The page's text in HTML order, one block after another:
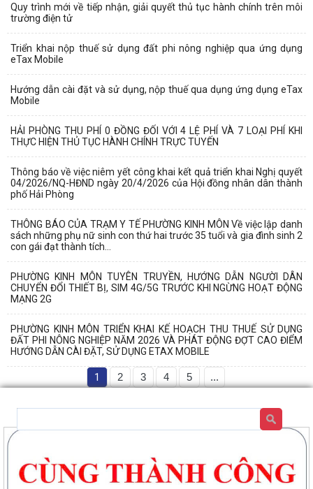
Quy trình mới về tiếp nhận, giải quyết thủ tục hành chính trên môi
trường điện tử
Triển khai nộp thuế sử dụng đất phi nông nghiệp qua ứng dụng
eTax Mobile
Hướng dẫn cài đặt và sử dụng, nộp thuế qua dụng ứng dụng eTax
Mobile
HẢI PHÒNG THU PHÍ 0 ĐỒNG ĐỐI VỚI 4 LỆ PHÍ VÀ 7 LOẠI PHÍ KHI
THỰC HIỆN THỦ TỤC HÀNH CHÍNH TRỰC TUYẾN
Thông báo về việc niêm yết công khai kết quả triển khai Nghị quyết
04/2026/NQ-HĐND ngày 20/4/2026 của Hội đồng nhân dân thành
phố Hải Phòng
THÔNG BÁO CỦA TRẠM Y TẾ PHƯỜNG KINH MÔN Về việc lập danh
sách những phụ nữ sinh con thứ hai trước 35 tuổi và gia đình sinh 2
con gái đạt thành tích...
PHƯỜNG KINH MÔN TUYÊN TRUYỀN, HƯỚNG DẪN NGƯỜI DÂN
CHUYỂN ĐỔI THIẾT BỊ, SIM 4G/5G TRƯỚC KHI NGỪNG HOẠT ĐỘNG
MẠNG 2G
PHƯỜNG KINH MÔN TRIỂN KHAI KẾ HOẠCH THU THUẾ SỬ DỤNG
ĐẤT PHI NÔNG NGHIỆP NĂM 2026 VÀ PHÁT ĐỘNG ĐỢT CAO ĐIỂM
HƯỚNG DẪN CÀI ĐẶT, SỬ DỤNG ETAX MOBILE
1 2 3 4 5 ...